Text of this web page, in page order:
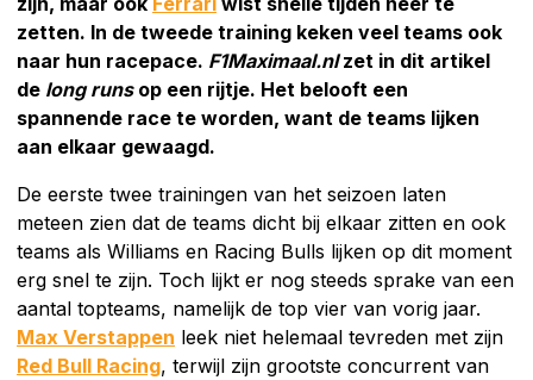
zetten. In de tweede training keken veel teams ook
naar hun racepace. F1Maximaal.nlzet in dit artikel
de long runsop een rijtje. Het belooft een
spannende race te worden, want de teams lijken
aan elkaar gewaagd.
De eerste twee trainingen van het seizoen laten
meteen zien dat de teams dicht bij elkaar zitten en ook
teams als Williams en Racing Bulls lijken op dit moment
erg snel te zijn. Toch lijkt er nog steeds sprake van een
aantal topteams, namelijk de top vier van vorig jaar.
Max Verstappen leek niet helemaal tevreden met zijn
Red Bull Racing, terwijl zijn grootste concurrent van